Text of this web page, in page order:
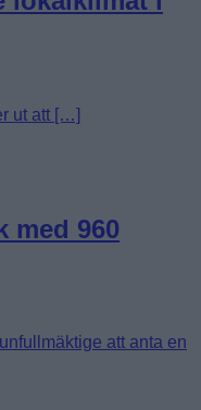
ut att […]
med 960
att anta en